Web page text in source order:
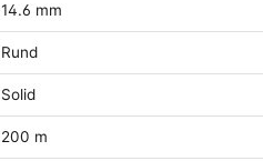
14.6 mm
Rund
Solid
200 m